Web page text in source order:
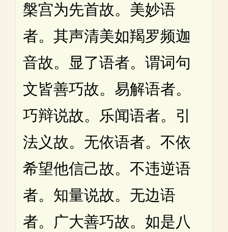
槃宫为先首故。美妙语
者。其声清美如羯罗频迦
音故。显了语者。谓词句
文皆善巧故。易解语者。
巧辩说故。乐闻语者。引
法义故。无依语者。不依
希望他信己故。不违逆语
者。知量说故。无边语
者。广大善巧故。如是八